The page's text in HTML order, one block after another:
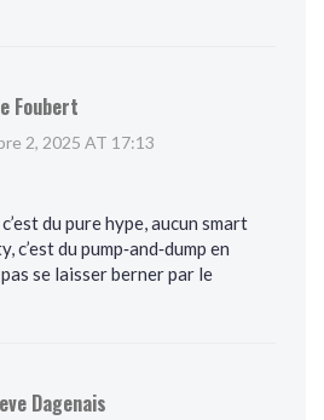
Foubert
2, 2025 AT 17:13
du pure hype, aucun smart
du pump‑and‑dump en
se laisser berner par le
Dagenais